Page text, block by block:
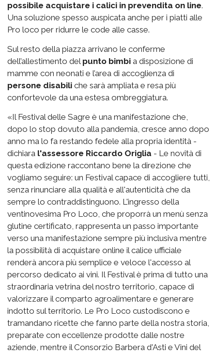
possibile acquistare i calici in prevendita on line.
Una soluzione spesso auspicata anche per i piatti alle
Pro loco per ridurre le code alle casse.
Sul resto della piazza arrivano le conferme
dell’allestimento del punto bimbi a disposizione di
mamme con neonati e l’area di accoglienza di
persone disabili che sarà ampliata e resa più
confortevole da una estesa ombreggiatura.
«Il Festival delle Sagre è una manifestazione che,
dopo lo stop dovuto alla pandemia, cresce anno dopo
anno ma lo fa restando fedele alla propria identità -
dichiara l'assessore Riccardo Origlia - Le novità di
questa edizione raccontano bene la direzione che
vogliamo seguire: un Festival capace di accogliere tutti,
senza rinunciare alla qualità e all'autenticità che da
sempre lo contraddistinguono. L'ingresso della
ventinovesima Pro Loco, che proporrà un menù senza
glutine certificato, rappresenta un passo importante
verso una manifestazione sempre più inclusiva mentre
la possibilità di acquistare online il calice ufficiale
renderà ancora più semplice e veloce l'accesso al
percorso dedicato ai vini. Il Festival è prima di tutto una
straordinaria vetrina del nostro territorio, capace di
valorizzare il comparto agroalimentare e generare
indotto sul territorio. Le Pro Loco custodiscono e
tramandano ricette che fanno parte della nostra storia,
preparate con eccellenze prodotte dalle nostre
aziende, mentre il Consorzio Barbera d'Asti e Vini del